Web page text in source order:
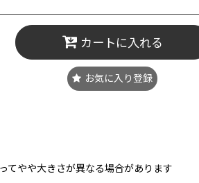
カートに入れる
お気に入り登録
てやや大きさが異なる場合があります